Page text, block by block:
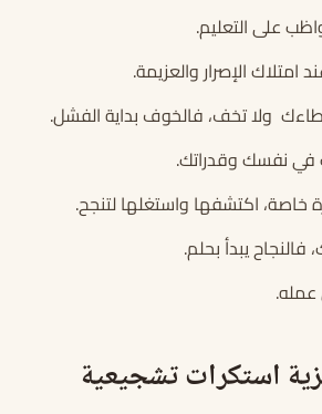
على التعليم.
الإصرار والعزيمة.
ولا تخف، فالخوف بداية الفشل.
في نفسك وقدراتك.
خاصة، اكتشفها واستغلها لتنجح.
فالنجاح يبدأ بحلم.
استكرات تشجيعية